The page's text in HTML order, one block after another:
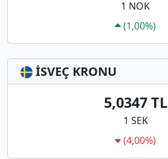
1 NOK
(1,00%)
İSVEÇ KRONU
5,0347 TL
1 SEK
(4,00%)